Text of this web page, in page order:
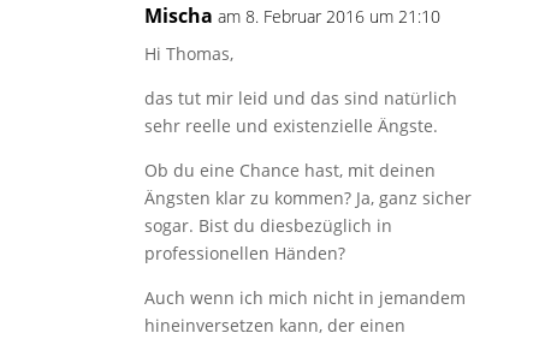
Mischa am 8. Februar 2016 um 21:10
Hi Thomas,
das tut mir leid und das sind natürlich
sehr reelle und existenzielle Ängste.
Ob du eine Chance hast, mit deinen
Ängsten klar zu kommen? Ja, ganz sicher
sogar. Bist du diesbezüglich in
professionellen Händen?
Auch wenn ich mich nicht in jemandem
hineinversetzen kann, der einen